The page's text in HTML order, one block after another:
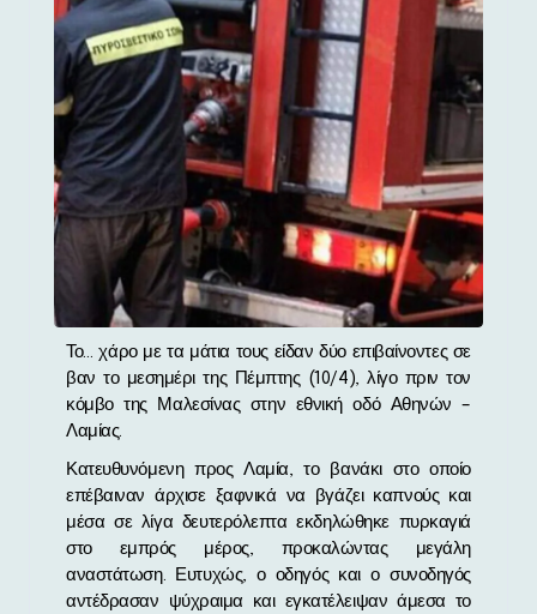
Το… χάρο με τα μάτια τους είδαν δύο επιβαίνοντες σε
βαν το μεσημέρι της Πέμπτης (10/4), λίγο πριν τον
κόμβο της Μαλεσίνας στην εθνική οδό Αθηνών –
Λαμίας.
Κατευθυνόμενη προς Λαμία, το βανάκι στο οποίο
επέβαιναν άρχισε ξαφνικά να βγάζει καπνούς και
μέσα σε λίγα δευτερόλεπτα εκδηλώθηκε πυρκαγιά
στο εμπρός μέρος, προκαλώντας μεγάλη
αναστάτωση. Ευτυχώς, ο οδηγός και ο συνοδηγός
αντέδρασαν ψύχραιμα και εγκατέλειψαν άμεσα το